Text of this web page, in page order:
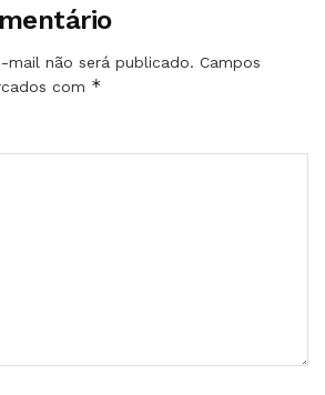
mail não será publicado. Campos
com *